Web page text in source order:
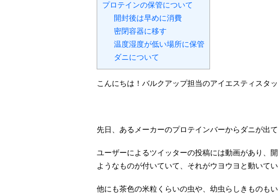
プロテインの保管について
開封後は早めに消費
密閉容器に移す
温度湿度が低い場所に保管
ダニについて
こんにちは！バルクアップ担当のアイエスティスタッ
先日、あるメーカーのプロテインバーからダニが出
ユーザーによるツイッターの投稿には動画があり、
ようなものが付いていて、それがウヨウヨと動いて
他にも茶色の米粒くらいの虫や、幼虫らしきものも